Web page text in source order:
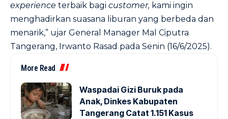
experience terbaik bagi customer, kami ingin
menghadirkan suasana liburan yang berbeda dan
menarik,” ujar General Manager Mal Ciputra
Tangerang, Irwanto Rasad pada Senin (16/6/2025).
More Read
Waspadai Gizi Buruk pada
Anak, Dinkes Kabupaten
Tangerang Catat 1.151 Kasus